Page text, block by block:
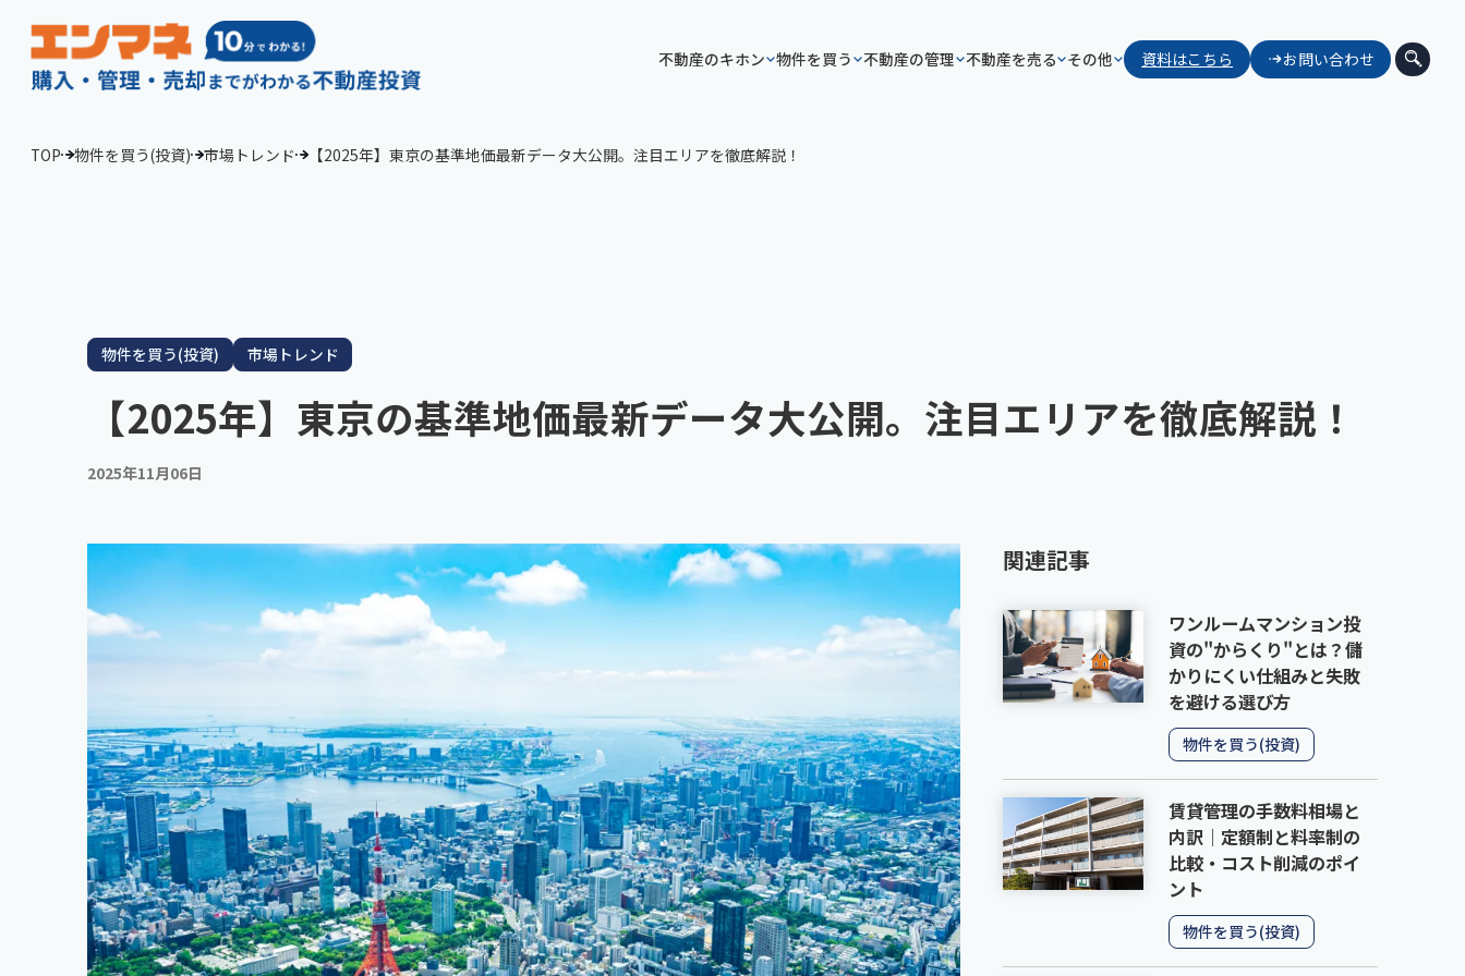
不動産のキホン 物件を買う 不動産の管理 不動産を売る その他 資料はこちら お問い合わせ
TOP 物件を買う(投資) 市場トレンド 【2025年】東京の基準地価最新データ大公開。注目エリアを徹底解説！
物件を買う(投資) 市場トレンド
【2025年】東京の基準地価最新データ大公開。注目エリアを徹底解説！
2025年11月06日
関連記事
ワンルームマンション投
資の"からくり"とは？儲
かりにくい仕組みと失敗
を避ける選び方
物件を買う(投資)
賃貸管理の手数料相場と
内訳｜定額制と料率制の
比較・コスト削減のポイ
ント
物件を買う(投資)